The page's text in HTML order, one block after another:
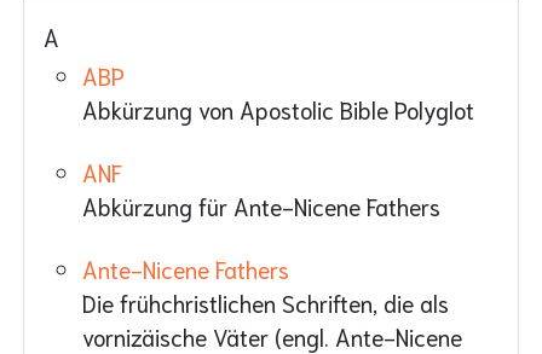
A
ABP
Abkürzung von Apostolic Bible Polyglot
ANF
Abkürzung für Ante-Nicene Fathers
Ante-Nicene Fathers
Die frühchristlichen Schriften, die als
vornizäische Väter (engl. Ante-Nicene